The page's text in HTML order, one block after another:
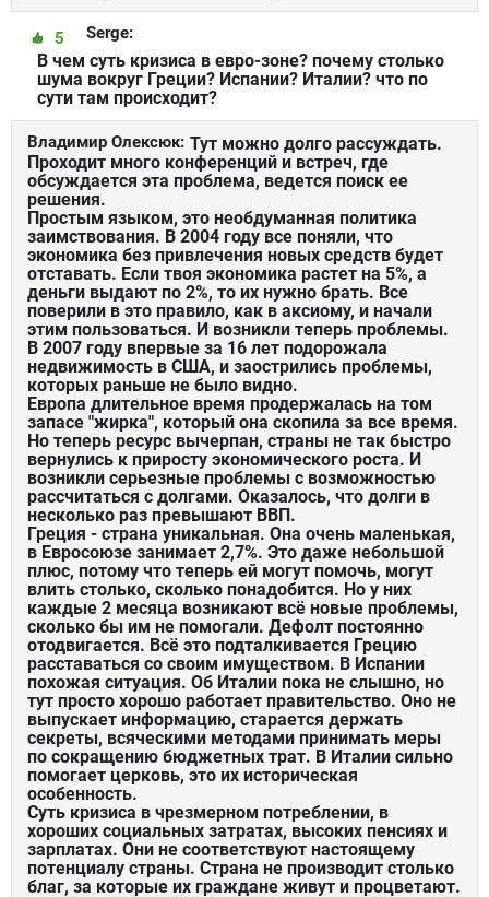
Serge:
5
В чем суть кризиса в евро-зоне? почему столько
шума вокруг Греции? Испании? Италии? что по
сути там происходит?
Владимир Олексюк: Тут можно долго рассуждать.
Проходит много конференций и встреч, где
обсуждается эта проблема, ведется поиск ее
решения.
Простым языком, это необдуманная политика
заимствования. В 2004 году все поняли, что
экономика без привлечения новых средств будет
отставать. Если твоя экономика растет на 5%, а
деньги выдают по 2%, то их нужно брать. Все
поверили в это правило, как в аксиому, и начали
этим пользоваться. И возникли теперь проблемы.
В 2007 году впервые за 16 лет подорожала
недвижимость в США, и заострились проблемы,
которых раньше не было видно.
Европа длительное время продержалась на том
запасе "жирка", который она скопила за все время.
Но теперь ресурс вычерпан, страны не так быстро
вернулись к приросту экономического роста. И
возникли серьезные проблемы с возможностью
рассчитаться с долгами. Оказалось, что долги в
несколько раз превышают ВВП.
Греция - страна уникальная. Она очень маленькая,
в Евросоюзе занимает 2,7%. Это даже небольшой
плюс, потому что теперь ей могут помочь, могут
влить столько, сколько понадобится. Но у них
каждые 2 месяца возникают всё новые проблемы,
сколько бы им не помогали. Дефолт постоянно
отодвигается. Всё это подталкивается Грецию
расставаться со своим имуществом. В Испании
похожая ситуация. Об Италии пока не слышно, но
тут просто хорошо работает правительство. Оно не
выпускает информацию, старается держать
секреты, всяческими методами принимать меры
по сокращению бюджетных трат. В Италии сильно
помогает церковь, это их историческая
особенность.
Суть кризиса в чрезмерном потреблении, в
хороших социальных затратах, высоких пенсиях и
зарплатах. Они не соответствуют настоящему
потенциалу страны. Страна не производит столько
благ, за которые их граждане живут и процветают.